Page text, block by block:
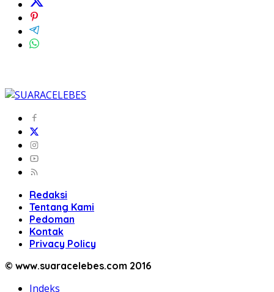
Redaksi
Tentang Kami
Pedoman
Kontak
Privacy Policy
© www.suaracelebes.com 2016
Indeks